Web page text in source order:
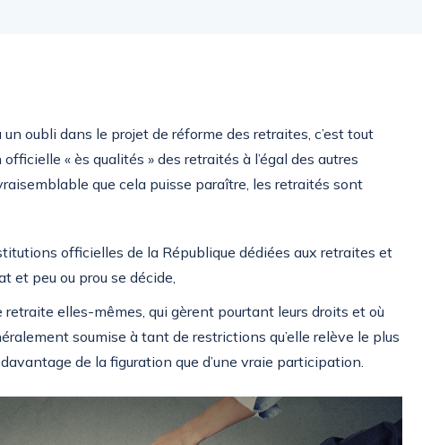
oubli dans le projet de réforme des retraites, c’est tout
« ès qualités » des retraités à l’égal des autres
que cela puisse paraître, les retraités sont
officielles de la République dédiées aux retraites et
et peu ou prou se décide,
retraite elles-mêmes, qui gèrent pourtant leurs droits et où
soumise à tant de restrictions qu’elle relève le plus
de la figuration que d’une vraie participation.